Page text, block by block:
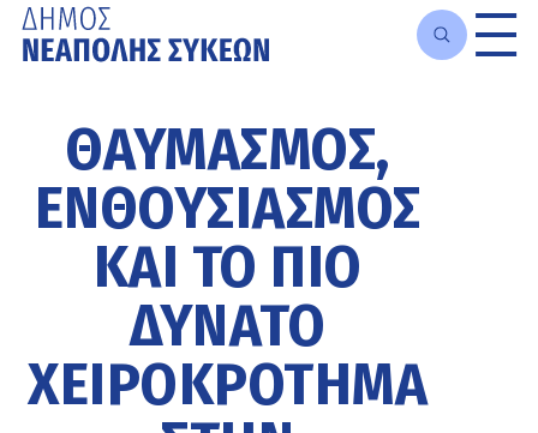
κυρίως
περιεχόμενο
ΘΑΥΜΑΣΜΌΣ,
ΕΝΘΟΥΣΙΑΣΜΌΣ
ΚΑΙ ΤΟ ΠΙΟ
ΔΥΝΑΤΌ
ΧΕΙΡΟΚΡΌΤΗΜΑ